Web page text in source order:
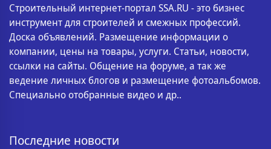
Строительный интернет-портал SSA.RU - это бизнес
инструмент для строителей и смежных профессий.
Доска объявлений. Размещение информации о
компании, цены на товары, услуги. Статьи, новости,
ссылки на сайты. Общение на форуме, а так же
ведение личных блогов и размещение фотоальбомов.
Специально отобранные видео и др..
Последние новости